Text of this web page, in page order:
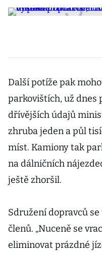
Další potíže pak
parkovištích, už dnes
dřívějších údajů
zhruba jeden a půl
míst. Kamiony tak
na dálničních
ještě zhoršil.
Sdružení dopravců se
členů. „Nuceně se
eliminovat prázdné